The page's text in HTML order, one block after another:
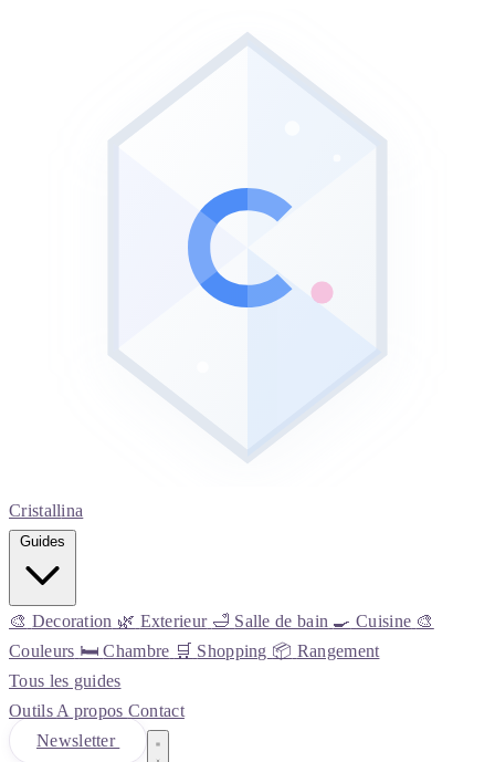
Cristallina
🎨 Decoration 🌿 Exterieur 🛁 Salle de bain 🍳 Cuisine 🎨
Couleurs 🛏️ Chambre 🛒 Shopping 📦 Rangement
Tous les guides
Outils A propos Contact
Newsletter